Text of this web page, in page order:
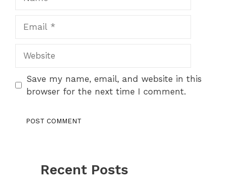
Save my name, email, and website in this
browser for the next time I comment.
Recent Posts